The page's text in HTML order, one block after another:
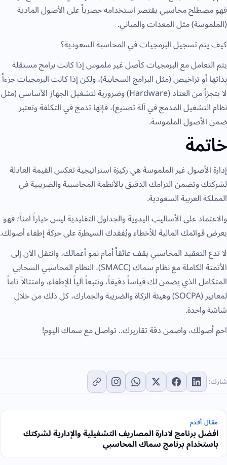
فهو مصطلح محاسبي يقتصر استخدامه حصرياً على الأصول المادية
(الملموسة) مثل المعدات والمباني.
كيف يتم تسجيل البرمجيات في المحاسبة السعودية؟
يتم التعامل مع البرمجيات كأصل غير ملموس إذا كانت برامج مستقلة
بذاتها أو تراخيص (مثل البرامج السحابية)، ولكن إذا كانت البرمجيات جزءاً
لا يتجزأ من العتاد (Hardware) وضرورية لتشغيل الجهاز الأساسي (مثل
نظام التشغيل المدمج في آلة تصنيع)، فإنها تدمج في التكلفة وتعتبر
ضمن الأصول الملموسة.
خاتمة
إدارة الأصول غير الملموسة هي ركيزة استراتيجية تعكس القيمة العادلة
لشركتك وتضمن التزامك الدقيق بالأنظمة المحاسبية والضريبية في
المملكة العربية السعودية.
والاعتماد على الأساليب اليدوية والجداول التقليدية ليس خياراً آمناً؛ فهو
يعرض قوائمك المالية للأخطاء ويُفقدك السيطرة على حركة إطفاء أصولك.
لا تدع التعقيد المحاسبي يقف عائقاً أمام نمو أعمالك، وانتقل الآن إلى
الأتمتة الكاملة مع نظام سماك (SMACC)، النظام المحاسبي السحابي
المتكامل الذي يضمن لك قياساً دقيقاً، وتتبعاً آلياً للإطفاء، وامتثالاً تاماً
لمعايير (SOCPA) وهيئة الزكاة والضريبة والجمارك، كل ذلك من خلال
شاشة واحدة.
احمِ أصولك، واضمن دقة تقاريرك..تواصل مع سماكاليوم!
شارك:
مقال أقدم
افضل برنامج لادارة المصاريف التشغيلية والإدارية لشركتك
باستخدام برنامج سماك المحاسبي